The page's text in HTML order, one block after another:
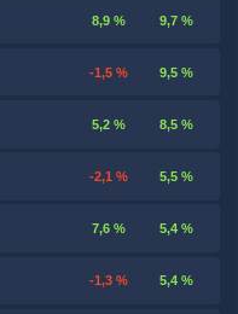
8,9 % 9,7 %
-1,5 % 9,5 %
5,2 % 8,5 %
-2,1 % 5,5 %
7,6 % 5,4 %
-1,3 % 5,4 %